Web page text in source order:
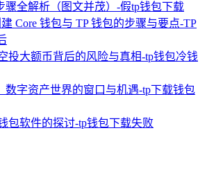
骤全解析（图文并茂）-假tp钱包下载
Core 钱包与 TP 钱包的步骤与要点-TP
投大额币背后的风险与真相-tp钱包冷钱
数字资产世界的窗口与机遇-tp下载钱包
包软件的探讨-tp钱包下载失败